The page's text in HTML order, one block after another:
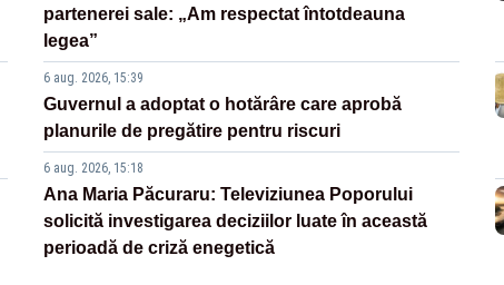
partenerei sale: „Am respectat întotdeauna
legea”
6 aug. 2026, 15:39
Guvernul a adoptat o hotărâre care aprobă
planurile de pregătire pentru riscuri
6 aug. 2026, 15:18
Ana Maria Păcuraru: Televiziunea Poporului
solicită investigarea deciziilor luate în această
perioadă de criză enegetică